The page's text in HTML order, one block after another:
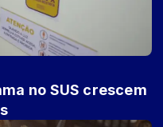
no SUS crescem